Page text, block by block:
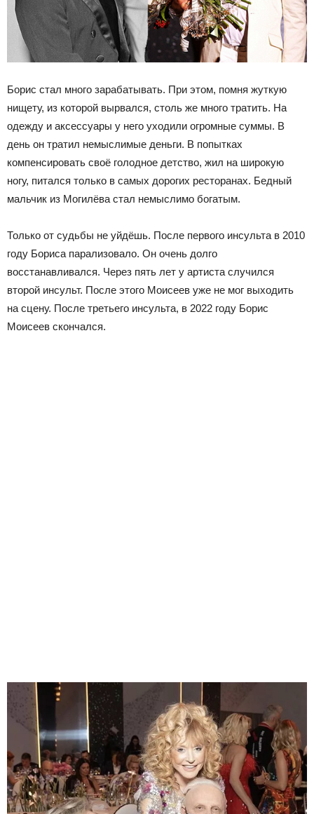
Борис стал много зарабатывать. При этом, помня жуткую
нищету, из которой вырвался, столь же много тратить. На
одежду и аксессуары у него уходили огромные суммы. В
день он тратил немыслимые деньги. В попытках
компенсировать своё голодное детство, жил на широкую
ногу, питался только в самых дорогих ресторанах. Бедный
мальчик из Могилёва стал немыслимо богатым.
Только от судьбы не уйдёшь. После первого инсульта в 2010
году Бориса парализовало. Он очень долго
восстанавливался. Через пять лет у артиста случился
второй инсульт. После этого Моисеев уже не мог выходить
на сцену. После третьего инсульта, в 2022 году Борис
Моисеев скончался.